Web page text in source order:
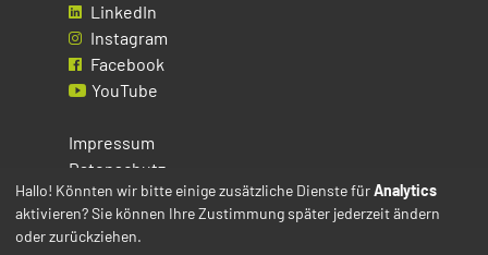
LinkedIn
Instagram
Facebook
YouTube
Impressum
Datenschutz
Cookies
Hallo! Könnten wir bitte einige zusätzliche Dienste fürAnalytics
aktivieren? Sie können Ihre Zustimmung später jederzeit ändern
oder zurückziehen.